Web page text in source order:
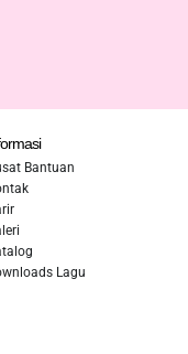
Bantuan
Lagu